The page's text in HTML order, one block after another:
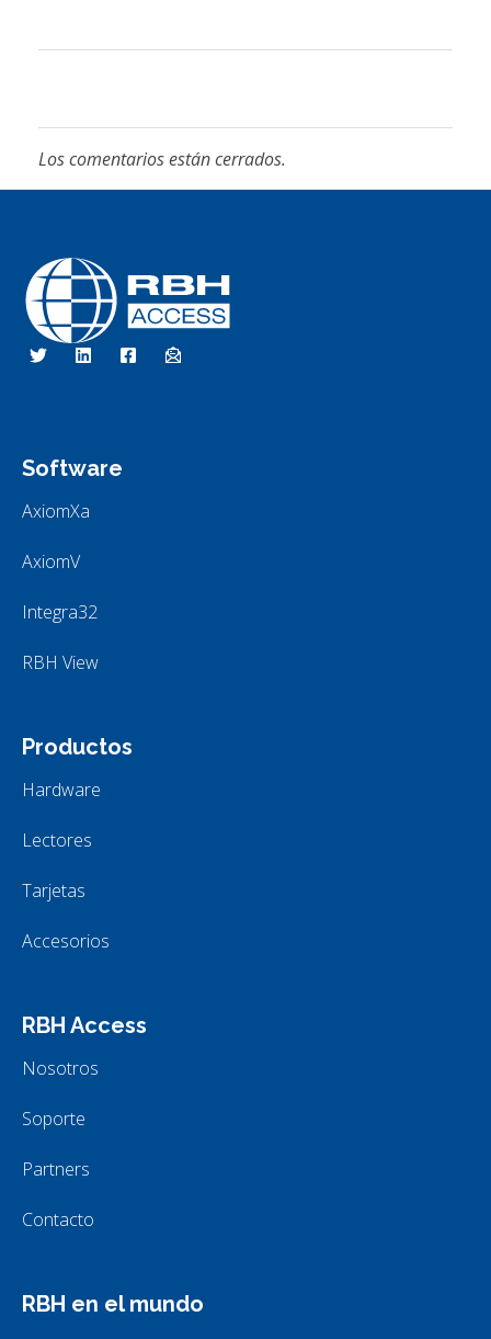
Los comentarios están cerrados.
RBH Tecnologías de Acceso
Somos Control de Acceso
Software
AxiomXa
AxiomV
Integra32
RBH View
Productos
Hardware
Lectores
Tarjetas
Accesorios
RBH Access
Nosotros
Soporte
Partners
Contacto
RBH en el mundo